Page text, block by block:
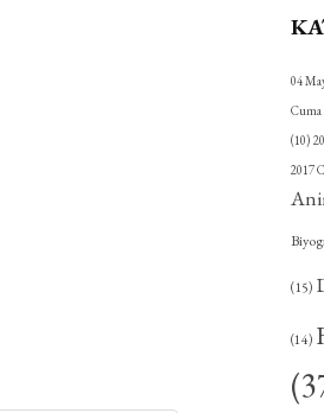
04
(10)
2017
(15)
(14)